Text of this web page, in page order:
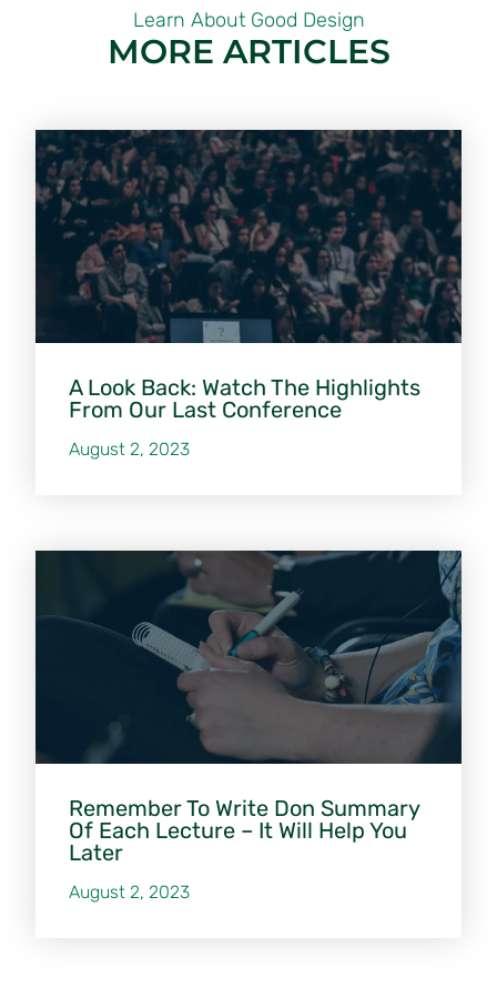
Learn About Good Design
MORE ARTICLES
A Look Back: Watch The Highlights
From Our Last Conference
August 2, 2023
Remember To Write Don Summary
Of Each Lecture – It Will Help You
Later
August 2, 2023